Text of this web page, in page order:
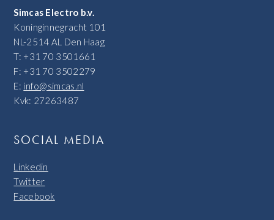
Simcas Electro b.v.
Koninginnegracht 101
NL-2514 AL Den Haag
T: +31 70 3501661
F: +31 70 3502279
E: info@simcas.nl
Kvk: 27263487
SOCIAL MEDIA
Linkedin
Twitter
Facebook